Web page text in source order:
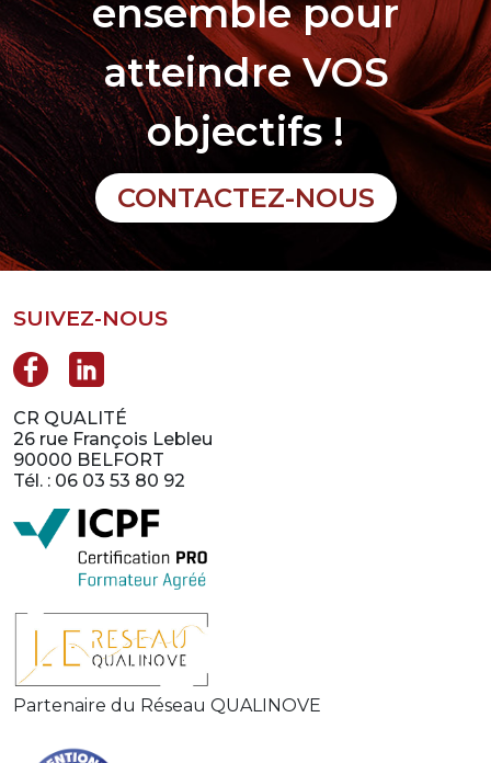
ensemble pour
atteindre VOS
objectifs !
CONTACTEZ-NOUS
SUIVEZ-NOUS
CR QUALITÉ
26 rue François Lebleu
90000 BELFORT
Tél. : 06 03 53 80 92
Partenaire du Réseau QUALINOVE